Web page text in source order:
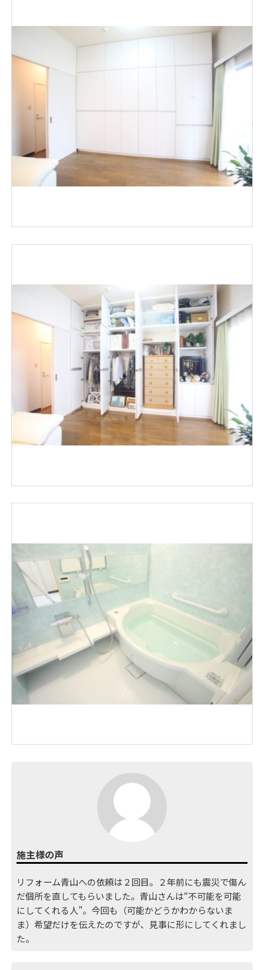
施主様の声
リフォーム青山への依頼は２回目。２年前にも震災で傷ん
だ個所を直してもらいました。青山さんは“不可能を可能
にしてくれる人”。今回も（可能かどうかわからないま
ま）希望だけを伝えたのですが、見事に形にしてくれまし
た。